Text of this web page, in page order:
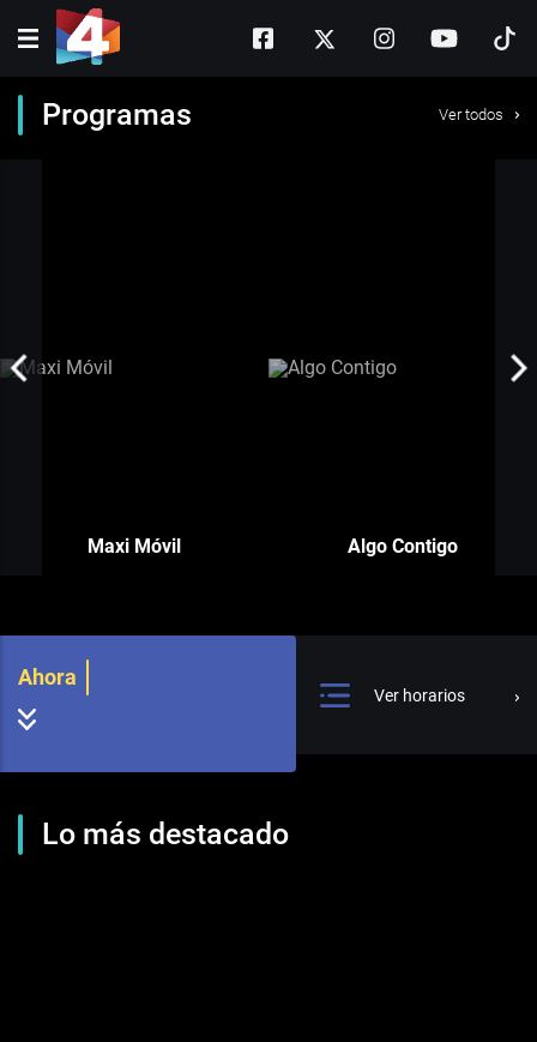
Programas Ver todos
Maxi Móvil Algo Contigo
Ahora
Ver horarios
Lo más destacado